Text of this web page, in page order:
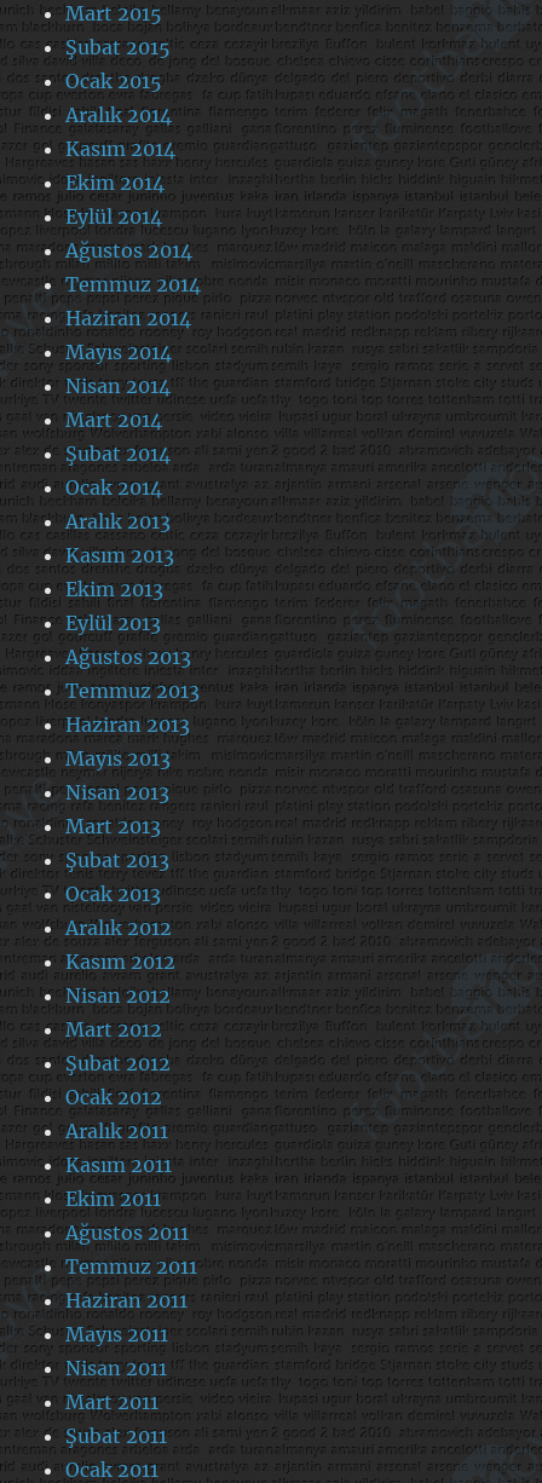
Mart 2015
Şubat 2015
Ocak 2015
Aralık 2014
Kasım 2014
Ekim 2014
Eylül 2014
Ağustos 2014
Temmuz 2014
Haziran 2014
Mayıs 2014
Nisan 2014
Mart 2014
Şubat 2014
Ocak 2014
Aralık 2013
Kasım 2013
Ekim 2013
Eylül 2013
Ağustos 2013
Temmuz 2013
Haziran 2013
Mayıs 2013
Nisan 2013
Mart 2013
Şubat 2013
Ocak 2013
Aralık 2012
Kasım 2012
Nisan 2012
Mart 2012
Şubat 2012
Ocak 2012
Aralık 2011
Kasım 2011
Ekim 2011
Ağustos 2011
Temmuz 2011
Haziran 2011
Mayıs 2011
Nisan 2011
Mart 2011
Şubat 2011
Ocak 2011